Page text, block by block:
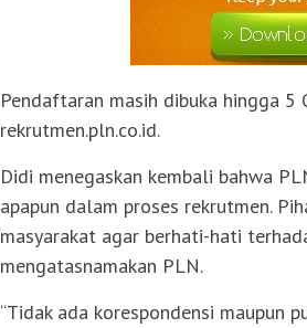
Pendaftaran masih dibuka hingga
rekrutmen.pln.co.id.
Didi menegaskan kembali bahwa
apapun dalam proses rekrutmen.
masyarakat agar berhati-hati
mengatasnamakan PLN.
“Tidak ada korespondensi maupun